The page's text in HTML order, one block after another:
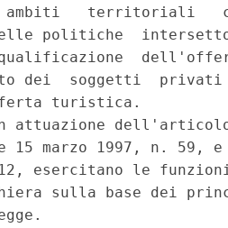
ambiti   territoriali
politiche
dei  soggetti  privati
turistica.
attuazione
15 marzo 1997, n. 59,
esercitano le
sulla base dei